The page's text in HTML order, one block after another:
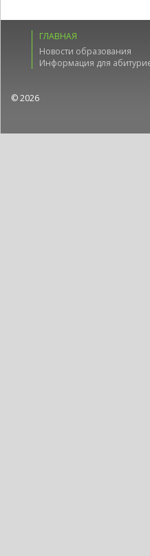
ГЛАВНАЯ
Новости образования
Информация для
© 2026